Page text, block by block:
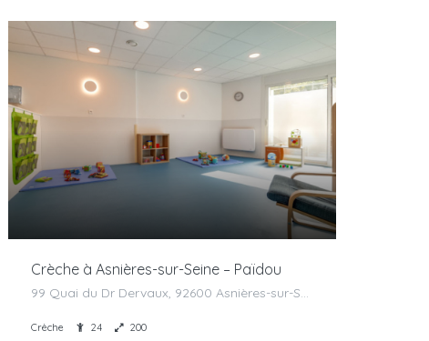
Crèche à Asnières-sur-Seine – Païdou
99 Quai du Dr Dervaux, 92600 Asnières-sur-Seine, France
Crèche 24 200